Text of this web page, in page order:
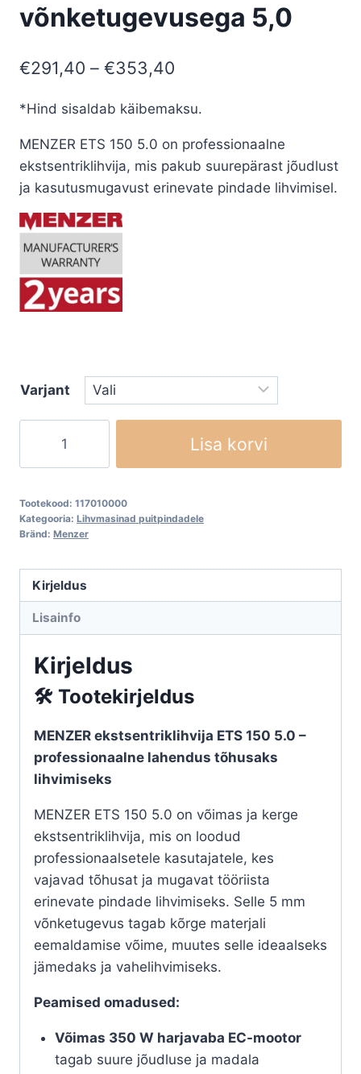
võnketugevusega 5,0
€291,40 – €353,40
€291,40
through
€353,40
*Hind sisaldab käibemaksu.
MENZER ETS 150 5.0 on professionaalne
ekstsentriklihvija, mis pakub suurepärast jõudlust
ja kasutusmugavust erinevate pindade lihvimisel.
Varjant
ekstsentriklihvija
ETS
5.0
150mm,
5,0
kogus
Lisa korvi
Tootekood: 117010000
Kategooria: Lihvmasinad puitpindadele
Bränd: Menzer
Kirjeldus
Lisainfo
Kirjeldus
🛠️ Tootekirjeldus
MENZER ekstsentriklihvija ETS 150 5.0 –
professionaalne lahendus tõhusaks
lihvimiseks
MENZER ETS 150 5.0 on võimas ja kerge
ekstsentriklihvija, mis on loodud
professionaalsetele kasutajatele, kes
vajavad tõhusat ja mugavat tööriista
erinevate pindade lihvimiseks. Selle 5 mm
võnketugevus tagab kõrge materjali
eemaldamise võime, muutes selle ideaalseks
jämedaks ja vahelihvimiseks.
Peamised omadused:
Võimas 350 W harjavaba EC-mootor
tagab suure jõudluse ja madala